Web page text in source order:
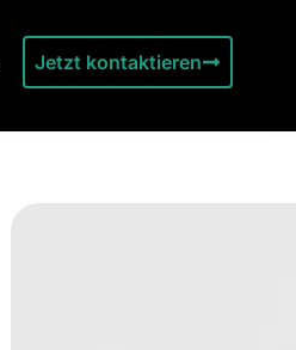
Jetzt kontaktieren